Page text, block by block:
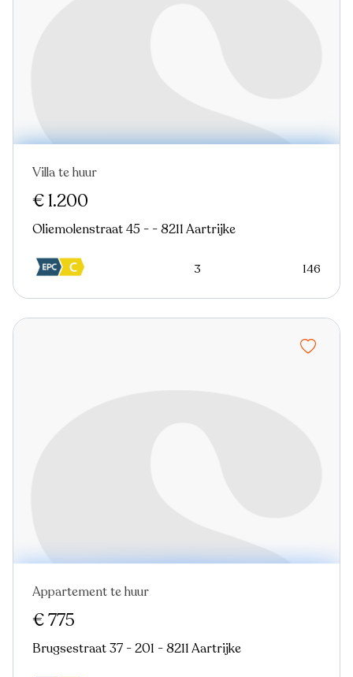
Villa te huur
€ 1.200
Oliemolenstraat 45 - - 8211 Aartrijke
3 146
Appartement te huur
€ 775
Brugsestraat 37 - 201 - 8211 Aartrijke